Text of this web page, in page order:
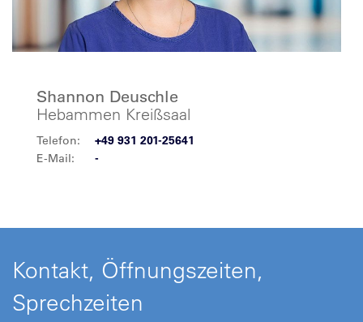
Shannon Deuschle
Hebammen Kreißsaal
Telefon:
+49 931 201-25641
E-Mail:
-
Kontakt, Öffnungszeiten,
Sprechzeiten